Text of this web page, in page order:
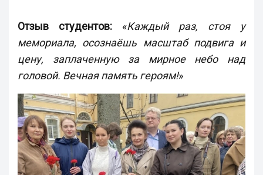
Отзыв студентов: «Каждый раз, стоя у
мемориала, осознаёшь масштаб подвига и
цену, заплаченную за мирное небо над
головой. Вечная память героям!»